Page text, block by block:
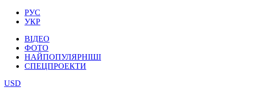
РУС
УКР
ВІДЕО
ФОТО
НАЙПОПУЛЯРНІШІ
СПЕЦПРОЕКТИ
USD